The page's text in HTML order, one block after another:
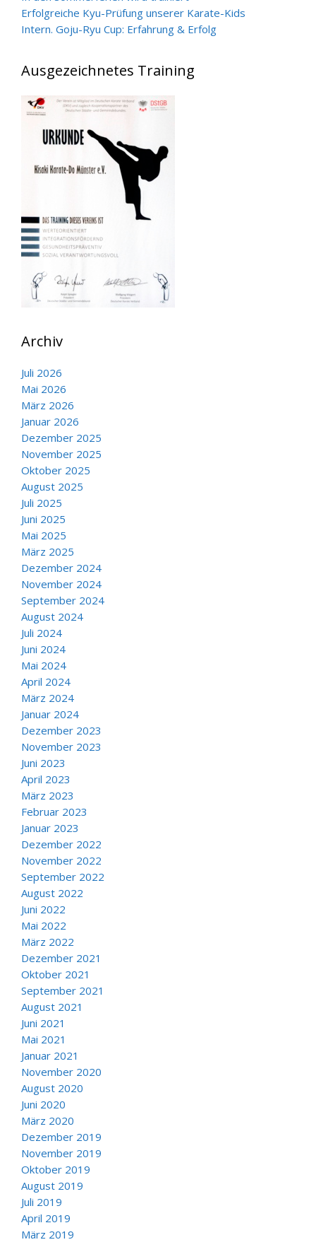
Erfolgreiche Kyu-Prüfung unserer Karate-Kids
Intern. Goju-Ryu Cup: Erfahrung & Erfolg
Ausgezeichnetes Training
Archiv
Juli 2026
Mai 2026
März 2026
Januar 2026
Dezember 2025
November 2025
Oktober 2025
August 2025
Juli 2025
Juni 2025
Mai 2025
März 2025
Dezember 2024
November 2024
September 2024
August 2024
Juli 2024
Juni 2024
Mai 2024
April 2024
März 2024
Januar 2024
Dezember 2023
November 2023
Juni 2023
April 2023
März 2023
Februar 2023
Januar 2023
Dezember 2022
November 2022
September 2022
August 2022
Juni 2022
Mai 2022
März 2022
Dezember 2021
Oktober 2021
September 2021
August 2021
Juni 2021
Mai 2021
Januar 2021
November 2020
August 2020
Juni 2020
März 2020
Dezember 2019
November 2019
Oktober 2019
August 2019
Juli 2019
April 2019
März 2019